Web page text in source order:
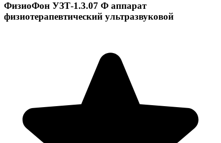
ФизиоФон УЗТ-1.3.07 Ф аппарат
физиотерапевтический ультразвуковой